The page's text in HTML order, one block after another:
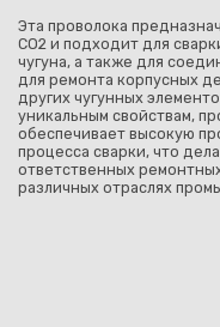
Эта проволока
CO2 и подходит для
чугуна, а также для
для ремонта корпусных
других чугунных
уникальным свойствам,
обеспечивает высокую
процесса сварки, что
ответственных
различных отраслях